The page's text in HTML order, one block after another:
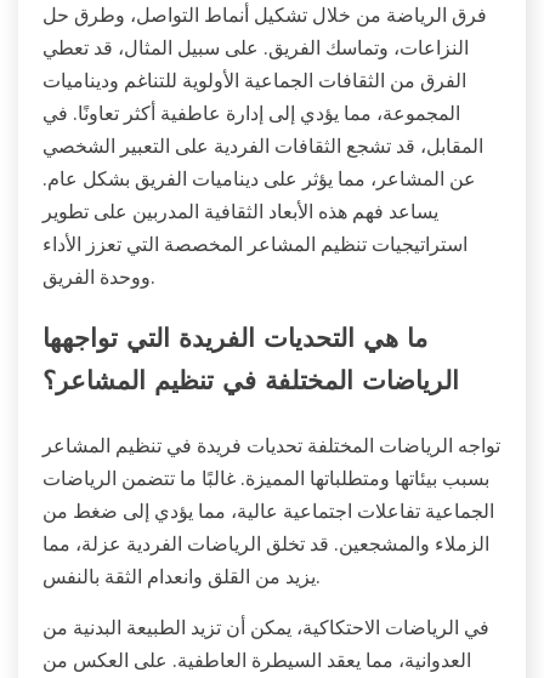
فرق الرياضة من خلال تشكيل أنماط التواصل، وطرق حل
النزاعات، وتماسك الفريق. على سبيل المثال، قد تعطي
الفرق من الثقافات الجماعية الأولوية للتناغم وديناميات
المجموعة، مما يؤدي إلى إدارة عاطفية أكثر تعاونًا. في
المقابل، قد تشجع الثقافات الفردية على التعبير الشخصي
عن المشاعر، مما يؤثر على ديناميات الفريق بشكل عام.
يساعد فهم هذه الأبعاد الثقافية المدربين على تطوير
استراتيجيات تنظيم المشاعر المخصصة التي تعزز الأداء
ووحدة الفريق.
ما هي التحديات الفريدة التي تواجهها
الرياضات المختلفة في تنظيم المشاعر؟
تواجه الرياضات المختلفة تحديات فريدة في تنظيم المشاعر
بسبب بيئاتها ومتطلباتها المميزة. غالبًا ما تتضمن الرياضات
الجماعية تفاعلات اجتماعية عالية، مما يؤدي إلى ضغط من
الزملاء والمشجعين. قد تخلق الرياضات الفردية عزلة، مما
يزيد من القلق وانعدام الثقة بالنفس.
في الرياضات الاحتكاكية، يمكن أن تزيد الطبيعة البدنية من
العدوانية، مما يعقد السيطرة العاطفية. على العكس من